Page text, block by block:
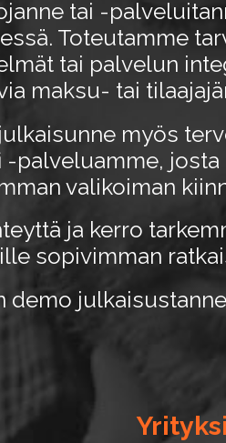
tai -
Toteutamme
tai palvelun
maksu- tai
myös
-palveluamme,
valikoiman
ja kerro
sopivimman
demo